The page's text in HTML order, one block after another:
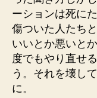
ーションは死に
傷ついた人たち
いいとか悪いと
度でもやり直せ
う。それを壊し
に。